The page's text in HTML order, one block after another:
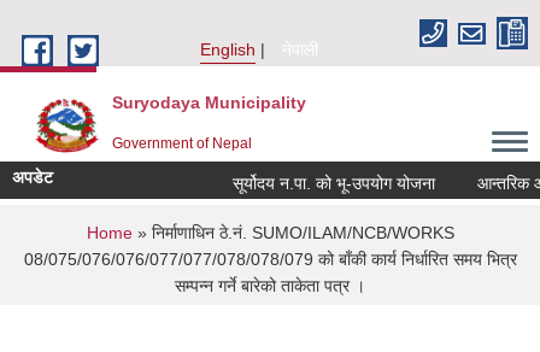
English
नेपाली
Suryodaya Municipality
Government of Nepal
अपडेट सूर्योदय न.पा. को भू-उपयोग योजना आन्तरिक
You are here
Home» निर्माणाधिन ठे.नं. SUMO/ILAM/NCB/WORKS
08/075/076/076/077/077/078/078/079 को बाँकी कार्य निर्धारित समय भित्र
सम्पन्न गर्ने बारेको ताकेता पत्र ।